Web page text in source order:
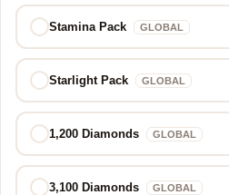
Stamina Pack GLOBAL
Starlight Pack GLOBAL
1,200 Diamonds GLOBAL
3,100 Diamonds GLOBAL